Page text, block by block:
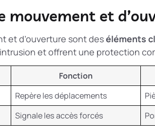
mouvement et
et d’ouverture sont deséléments
et offrent une protection
Fonction
Repère les déplacements
Signale les accès forcés